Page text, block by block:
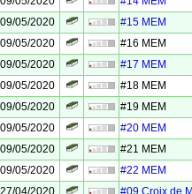
09/05/2020
#15 MEM
09/05/2020
#16 MEM
09/05/2020
#17 MEM
09/05/2020
#18 MEM
09/05/2020
#19 MEM
09/05/2020
#20 MEM
09/05/2020
#21 MEM
09/05/2020
#22 MEM
27/04/2020
#09 Croix de